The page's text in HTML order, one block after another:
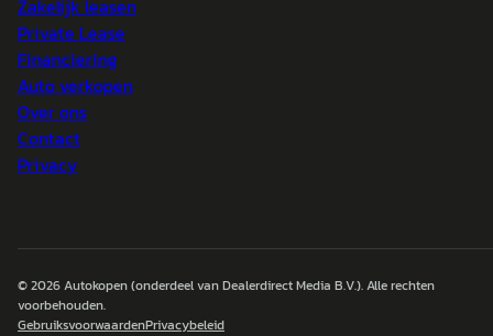
Zakelijk leasen
Private Lease
Financiering
Auto verkopen
Over ons
Contact
Privacy
© 2026Autokopen(onderdeel van Dealerdirect Media B.V.). Alle rechten
voorbehouden.
GebruiksvoorwaardenPrivacybeleid